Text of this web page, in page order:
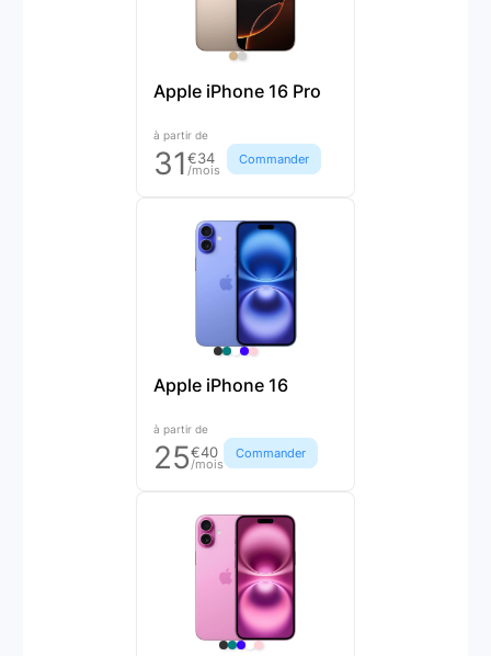
Apple iPhone 16 Pro
à partir de
31 €34
/mois
Commander
Apple iPhone 16
à partir de
25€40
/mois
Commander